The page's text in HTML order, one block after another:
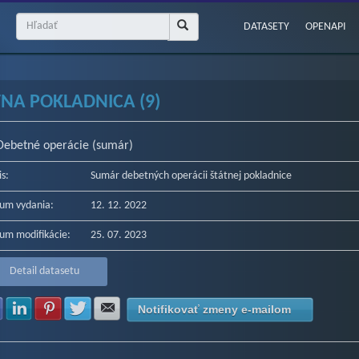
DATASETY OPENAPI
POKLADNICA (9)
operácie (sumár)
Sumár debetných operácii štátnej pokladnice
vydania: 12. 12. 2022
modifikácie: 25. 07. 2023
Detail datasetu
Zdielať na Facebook
Zdielať na LinkedIn
Zdielať na Pinterest
Zdielať na Twitter
Zdielať na E-mail
Notifikovať zmeny e-mailom